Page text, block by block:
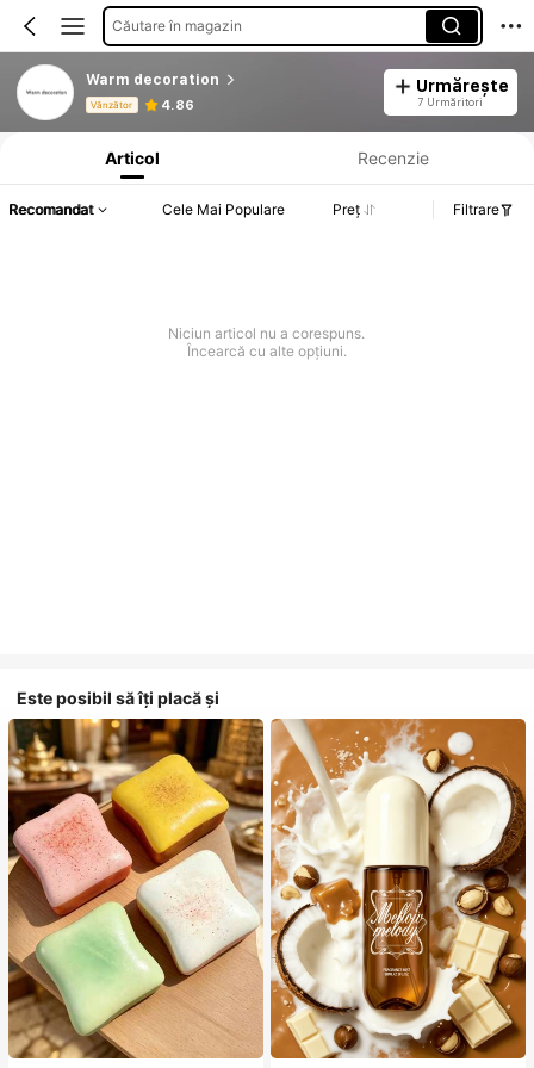
Căutare în magazin
Warm decoration
Vânzător 4.86
Urmărește
7 Urmăritori
Informații despre produs: Divulgarea prețului, detalii privind vânzările și stocul.
Articol Recenzie
Recomandat Cele Mai Populare Preț Filtrare
Niciun articol nu a corespuns.
Încearcă cu alte opțiuni.
Este posibil să îți placă și